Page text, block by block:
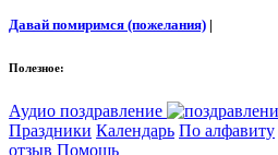
Давай помиримся (пожелания) |
Полезное:
Аудио поздравление
Праздники Календарь По алфавиту
отзыв Помощь